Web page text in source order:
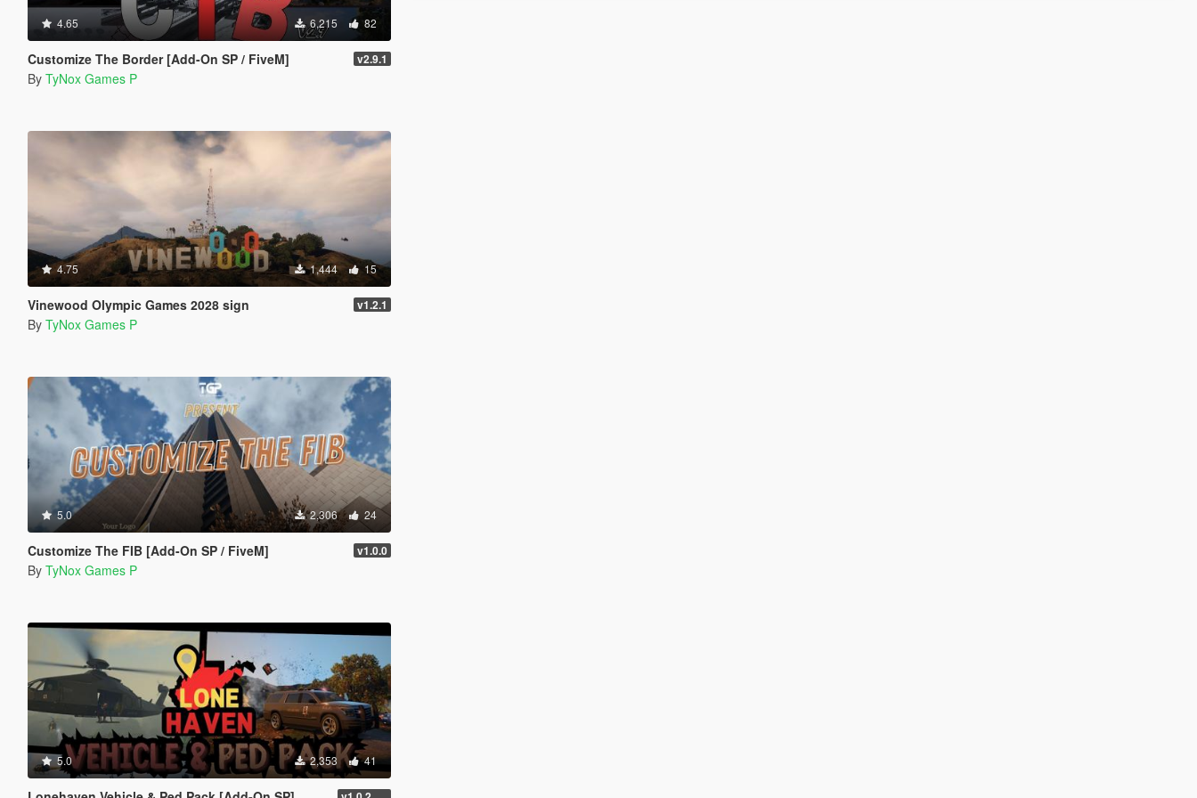
4.65 6,215 82
Customize The Border [Add-On SP / FiveM] v2.9.1
By TyNox Games P
4.75 1,444 15
Vinewood Olympic Games 2028 sign v1.2.1
By TyNox Games P
5.0 2,306 24
Customize The FIB [Add-On SP / FiveM] v1.0.0
By TyNox Games P
5.0 2,353 41